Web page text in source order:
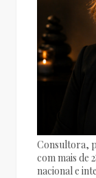
Consultora,
com mais de
nacional e